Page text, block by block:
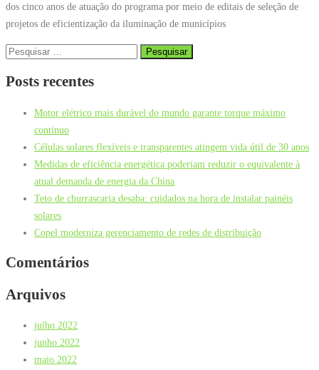
dos cinco anos de atuação do programa por meio de editais de seleção de
projetos de eficientização da iluminação de municípios
Pesquisar
Posts recentes
Motor elétrico mais durável do mundo garante torque máximo
contínuo
Células solares flexíveis e transparentes atingem vida útil de 30 anos
Medidas de eficiência energética poderiam reduzir o equivalente à
atual demanda de energia da China
Teto de churrascaria desaba: cuidados na hora de instalar painéis
solares
Copel moderniza gerenciamento de redes de distribuição
Comentários
Arquivos
julho 2022
junho 2022
maio 2022